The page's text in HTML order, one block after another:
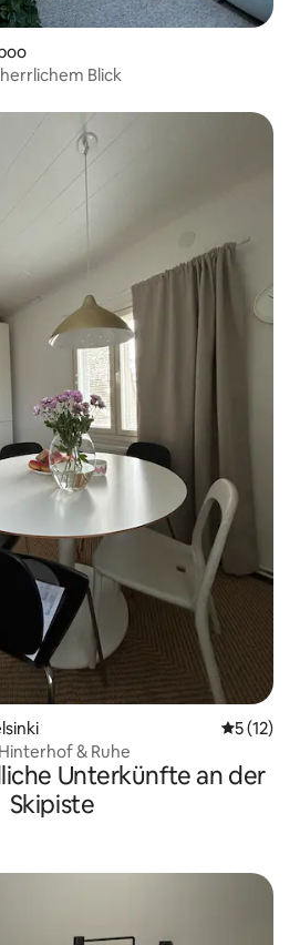
Blick
5 (12)
& Ruhe
Unterkünfte an der
Skipiste